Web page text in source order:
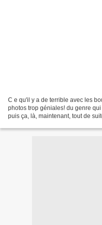
C e qu'il y a de terrible avec les
photos trop géniales! du genre
puis ça, là, maintenant, tout de